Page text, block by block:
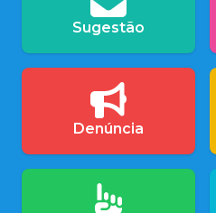
Sugestão
Denúncia